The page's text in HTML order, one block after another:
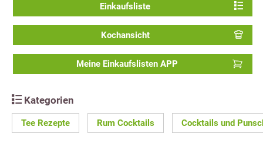
Einkaufsliste
Kochansicht
Meine Einkaufslisten APP
Kategorien
Tee Rezepte Rum Cocktails Cocktails und